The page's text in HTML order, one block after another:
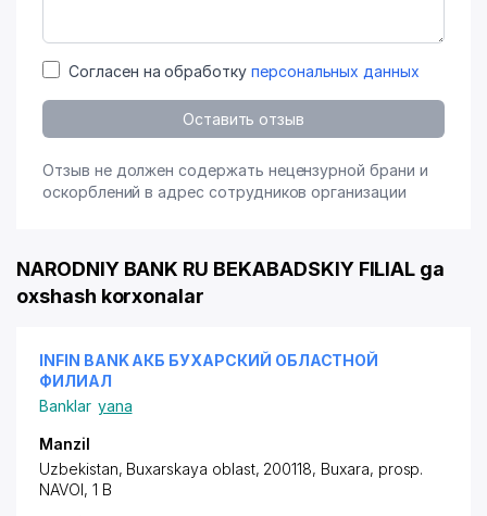
Согласен на обработку персональных данных
Оставить отзыв
Отзыв не должен содержать нецензурной брани и
оскорблений в адрес сотрудников организации
NARODNIY BANK RU BEKABADSKIY FILIAL ga
oxshash korxonalar
INFIN BANK АКБ БУХАРСКИЙ ОБЛАСТНОЙ
ФИЛИАЛ
Banklar yana
Manzil
Uzbekistan, Buxarskaya oblast, 200118, Buxara, prosp.
NAVOI, 1 B